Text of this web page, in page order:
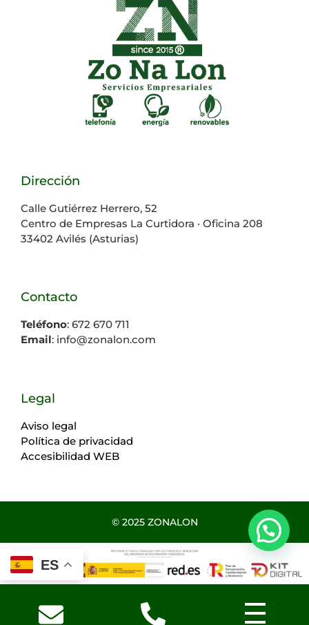
ES
Dirección
Calle Gutiérrez Herrero, 52
Centro de Empresas La Curtidora · Oficina 208
33402 Avilés (Asturias)
Contacto
Teléfono: 672 670 711
Email: info@zonalon.com
Legal
Aviso legal
Política de privacidad
Accesibilidad WEB
© 2025 ZONALON